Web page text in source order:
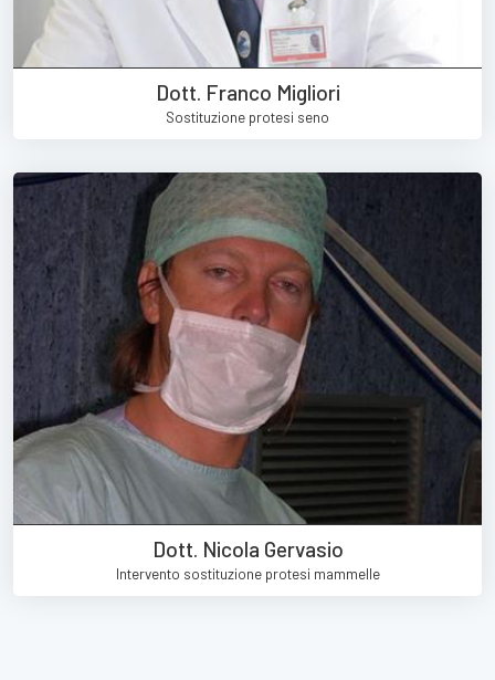
Dott. Franco Migliori
Sostituzione protesi seno
Dott. Nicola Gervasio
Intervento sostituzione protesi mammelle